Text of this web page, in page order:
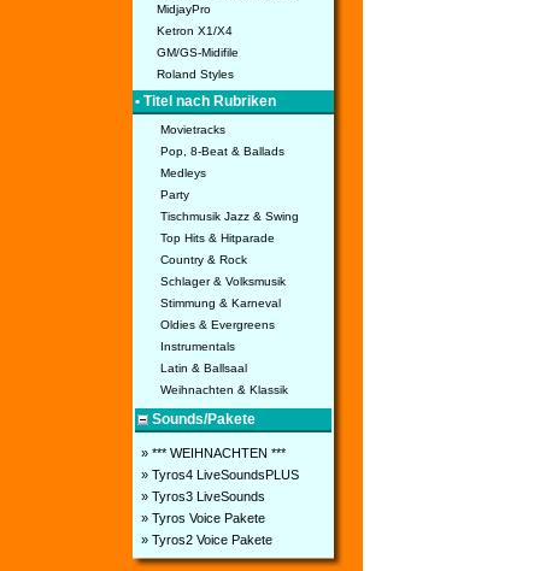
MidjayPro
Ketron X1/X4
GM/GS-Midifile
Roland Styles
• Titel nach Rubriken
Movietracks
Pop, 8-Beat & Ballads
Medleys
Party
Tischmusik Jazz & Swing
Top Hits & Hitparade
Country & Rock
Schlager & Volksmusik
Stimmung & Karneval
Oldies & Evergreens
Instrumentals
Latin & Ballsaal
Weihnachten & Klassik
Sounds/Pakete
» *** WEIHNACHTEN ***
» Tyros4 LiveSoundsPLUS
» Tyros3 LiveSounds
» Tyros Voice Pakete
» Tyros2 Voice Pakete